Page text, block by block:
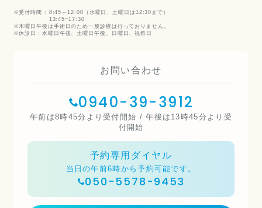
受付時間 : 8:45～12:00（水曜日、土曜日は12:30まで）
13:45~17:30
木曜日午後は手術日のため一般診療は行っておりません。
休診日：水曜日午後、土曜日午後、日曜日、祝祭日
お問い合わせ
0940-39-3912
午前は8時45分より受付開始 / 午後は13時45分より受
付開始
予約専用ダイヤル
当日の午前6時から予約可能です。
050-5578-9453